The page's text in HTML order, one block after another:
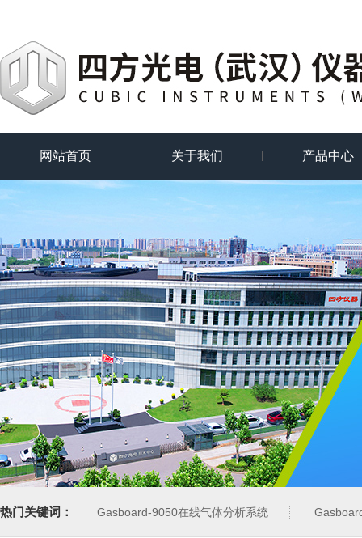
网站首页 关于我们 产品中心
热门关键词： Gasboard-9050在线气体分析系统